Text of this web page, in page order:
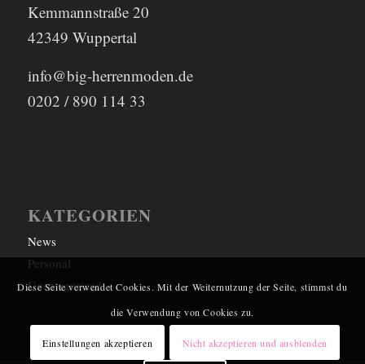
Kemmannstraße 20
42349 Wuppertal
info@big-herrenmoden.de
0202 / 890 114 33
KATEGORIEN
News
Personal
Uncategorized
Diese Seite verwendet Cookies. Mit der Weiternutzung der Seite, stimmst du
die Verwendung von Cookies zu.
Einstellungen akzeptieren Nicht akzeptieren und ausblenden